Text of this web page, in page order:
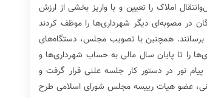
املاک را تعیین و با واریز بخشی از ارزش
در مصوبه‌ای دیگر شهرداری‌ها را موظف کردند
برسانند. همچنین با تصویب مجلس، دستگاه‌های
را تا پایان سال مالی به حساب شهرداری‌ها و
پیام نور در دستور کار جلسه علنی قرار گرفت و
عضو هیات رییسه مجلس شورای اسلامی طرح